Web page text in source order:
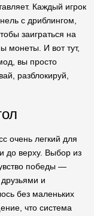
Каждый игрок
с дриблингом,
заиграться на
монеты. И вот тут,
вы просто
разблокируй,
очень легкий для
до верху. Выбор из
победы —
и
без маленьких
что система